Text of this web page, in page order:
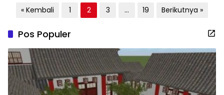
Paginasi
« Kembali 1 2 3 … 19 Berikutnya »
Pos Populer